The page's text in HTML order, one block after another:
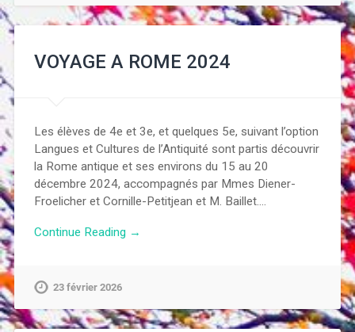
VOYAGE A ROME 2024
Les élèves de 4e et 3e, et quelques 5e, suivant l’option
Langues et Cultures de l’Antiquité sont partis découvrir
la Rome antique et ses environs du 15 au 20
décembre 2024, accompagnés par Mmes Diener-
Froelicher et Cornille-Petitjean et M. Baillet….
Continue Reading →
23 février 2026